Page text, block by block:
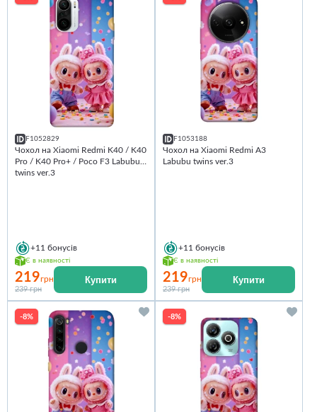
F1052829
Чохол на Xiaomi Redmi K40 / K40
Pro / K40 Pro+ / Poco F3 Labubu
twins ver.3
+11 бонусів
Є в наявності
219грн
239 грн
Купити
F1053188
Чохол на Xiaomi Redmi A3
Labubu twins ver.3
+11 бонусів
Є в наявності
219грн
239 грн
Купити
-8% -8%